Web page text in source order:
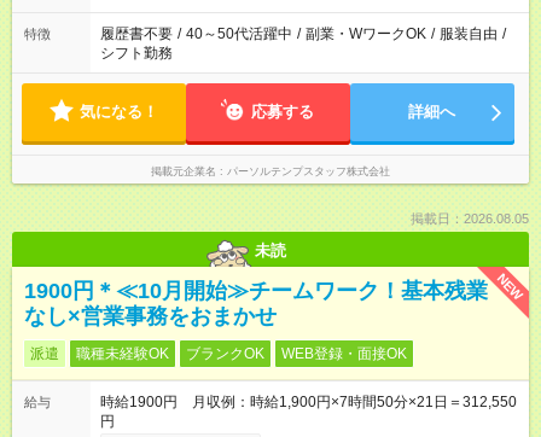
特徴 履歴書不要 / 40～50代活躍中 / 副業・WワークOK / 服装自由 /
シフト勤務
気になる！ 応募する 詳細へ
掲載元企業名 パーソルテンプスタッフ株式会社
掲載日：2026.08.05
未読
NEW
1900円＊≪10月開始≫チームワーク！基本残業
なし×営業事務をおまかせ
派遣 職種未経験OK ブランクOK WEB登録・面接OK
給与
時給1900円 月収例：時給1,900円×7時間50分×21日＝312,550
円